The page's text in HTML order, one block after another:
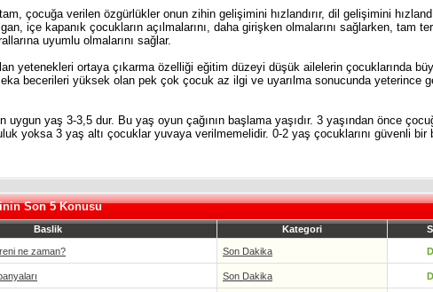
çocuğa verilen özgürlükler onun zihin gelişimini hızlandırır, dil gelişimini
içe kapanık çocukların açılmalarını, daha girişken olmalarını sağlarken, tam
uyumlu olmalarını sağlar.
yetenekleri ortaya çıkarma özelliği eğitim düzeyi düşük ailelerin çocuklarında
becerileri yüksek olan pek çok çocuk az ilgi ve uyarılma sonucunda yeterince
uygun yaş 3-3,5 dur. Bu yaş oyun çağının başlama yaşıdır. 3 yaşından önce
yoksa 3 yaş altı çocuklar yuvaya verilmemelidir. 0-2 yaş çocuklarını güvenli bir
Son 5 Konusu
Baslik Kategori
ne zaman? Son Dakika
Son Dakika